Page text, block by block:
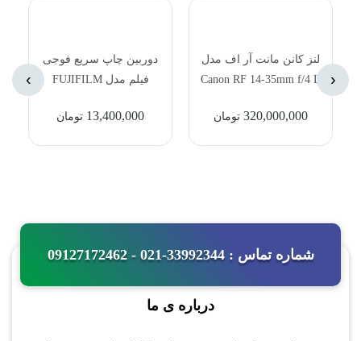
لنز کانن مانت آر اف مدل
Canon RF 14-35mm f/4 L
320,000,000 تومان
دوربین چاپ سریع فوجی
فیلم مدل FUJIFILM
Pink
13,400,000 تومان
‹
›
شماره تماس : 33992344-021 - 09127172462
درباره ی ما